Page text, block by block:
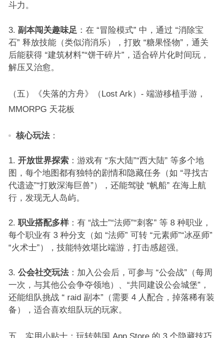
斗力。​
副本闯关趣味足 ：在 “冒险模式” 中，通过 “消除宝
石” 释放技能（类似消消乐），打败 “糖果怪物”，通关
后能获得 “建筑材料”“饼干碎片”，适合碎片化时间玩，
解压又治愈。​
（五）《失落的方舟》（Lost Ark）- 端游移植手游，
MMORPG 天花板​
核心玩法：​
开放世界探索：游戏有 “东大陆”“西大陆” 等多个地
图，每个地图都有独特的剧情和隐藏任务（如 “寻找古
代遗迹”“打败深海巨兽”），还能驾驶 “帆船” 在海上航
行，发现无人岛屿。​
职业搭配多样：有 “战士”“法师”“刺客” 等 8 种职业，
每个职业有 3 种分支（如 “法师” 可转 “元素师”“冰巫师”
“火术士”），技能特效堪比端游，打击感超强。​
公会社交玩法：加入公会后，可参与 “公会战”（每周
一次，与其他公会争夺领地）、“共同建设公会城堡”，
还能组队挑战 “ raid 副本”（需要 4 人配合，掉落稀有装
备），适合喜欢组队玩的玩家。​
五、实用小贴士：玩转韩国 App Store 的 3 个隐藏技巧​